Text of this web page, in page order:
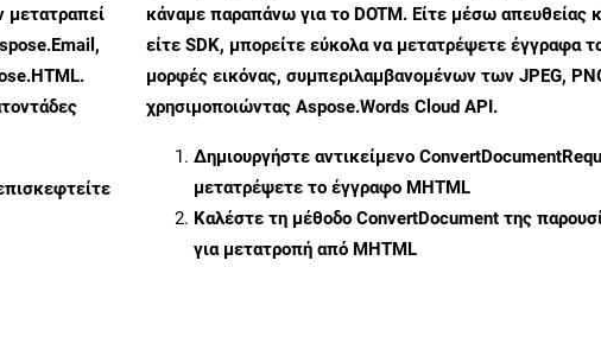
μετατραπεί
κάναμε παραπάνω για το DOTM. Είτε μέσω απευθείας
είτε SDK, μπορείτε εύκολα να μετατρέψετε έγγραφα
μορφές εικόνας, συμπεριλαμβανομένων των JPEG,
χρησιμοποιώντας Aspose.Words Cloud API.
Δημιουργήστε αντικείμενο
μετατρέψετε το έγγραφο MHTML
Καλέστε τη μέθοδο ConvertDocument της
για μετατροπή από MHTML